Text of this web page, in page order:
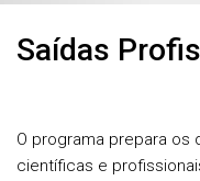
Saídas
O programa prepara os
científicas e